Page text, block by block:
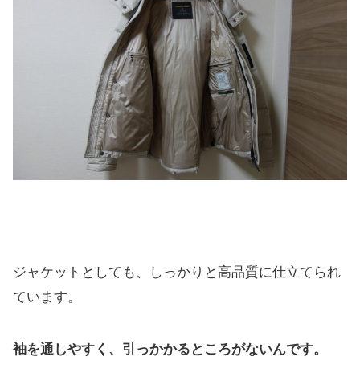
ジャケットとしても、しっかりと高品質に仕立てられ
ています。
袖を通しやすく、引っかかるところがないんです。